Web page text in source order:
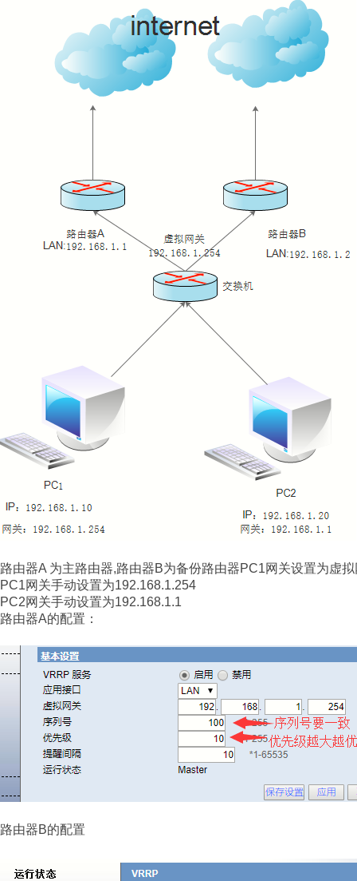
路由器A 为主路由器,路由器B为备份路由器PC1网关设置为虚
PC1网关手动设置为192.168.1.254
PC2网关手动设置为192.168.1.1
路由器A的配置：
路由器B的配置